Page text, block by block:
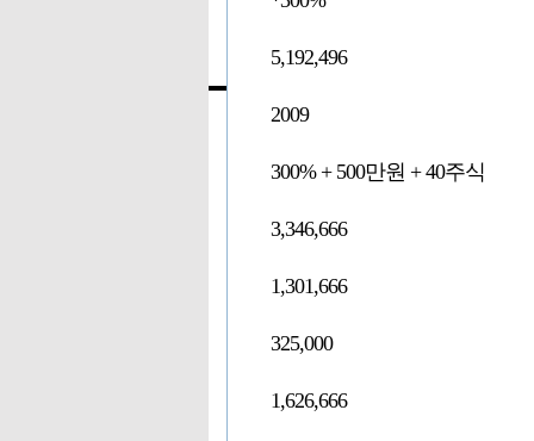
5,192,496
2009
300% + 500만원 + 40주식
3,346,666
1,301,666
325,000
1,626,666